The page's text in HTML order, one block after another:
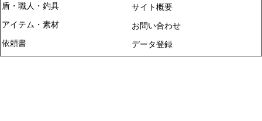
盾・職人・釣具
アイテム・素材
依頼書
サイト概要
お問い合わせ
データ登録